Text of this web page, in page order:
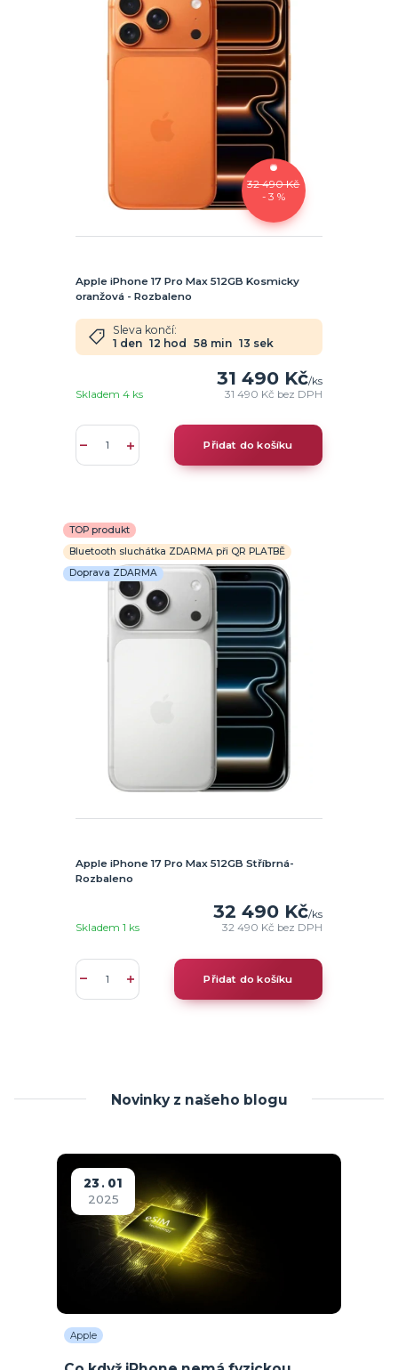
32 490 Kč
- 3 %
Apple iPhone 17 Pro Max 512GB Kosmicky
oranžová - Rozbaleno
31 490 Kč/ks
31 490 Kč bez DPH
Skladem 4 ks
Sleva končí:
1 den 12 hod 58 min 12 sek
Přidat do košíku
TOP produkt
Bluetooth sluchátka ZDARMA při QR PLATBĚ
Doprava ZDARMA
Apple iPhone 17 Pro Max 512GB Stříbrná-
Rozbaleno
32 490 Kč/ks
32 490 Kč bez DPH
Skladem 1 ks
Přidat do košíku
Novinky z našeho blogu
23
01
2025
Apple